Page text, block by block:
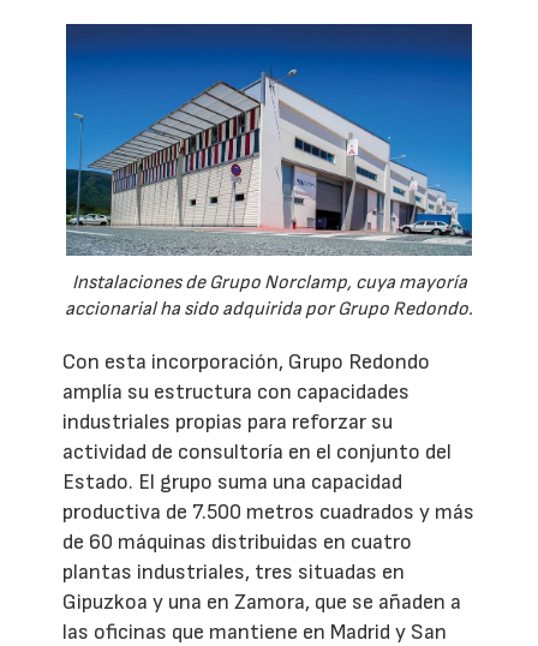
Instalaciones de Grupo Norclamp, cuya mayoría
accionarial ha sido adquirida por Grupo Redondo.
Con esta incorporación, Grupo Redondo
amplía su estructura con capacidades
industriales propias para reforzar su
actividad de consultoría en el conjunto del
Estado. El grupo suma una capacidad
productiva de 7.500 metros cuadrados y más
de 60 máquinas distribuidas en cuatro
plantas industriales, tres situadas en
Gipuzkoa y una en Zamora, que se añaden a
las oficinas que mantiene en Madrid y San